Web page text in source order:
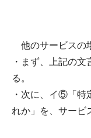
他のサービス​の
・まず、上記の
る。
・次に、イ⑤「特
れか」を、サービ